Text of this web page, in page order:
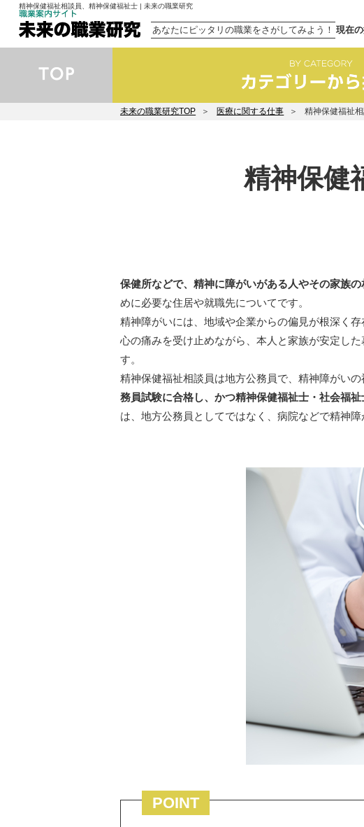
精神保健福祉相談員、精神保健福祉士 | 未来の職業研究
現在
あなたにピッタリの職業をさがしてみよう！
未来の職業研究TOP 医療に関する仕事 精神保健福祉
精神保健
保健所などで、精神に障がいがある人やその家族
めに必要な住居や就職先についてです。
精神障がいには、地域や企業からの偏見が根深く
心の痛みを受け止めながら、本人と家族が安定し
す。
精神保健福祉相談員は地方公務員で、精神障がい
務員試験に合格し、かつ精神保健福祉士・社会福
は、地方公務員としてではなく、病院などで精神
POINT